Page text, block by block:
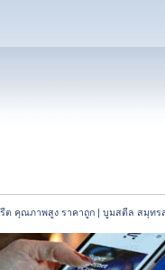
ต คุณภาพสูง ราคาถูก | บูมสตีล สมุทร